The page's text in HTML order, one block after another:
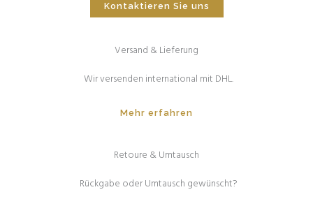
Kontaktieren Sie uns
Versand & Lieferung
Wir versenden international mit DHL.
Mehr erfahren
Retoure & Umtausch
Rückgabe oder Umtausch gewünscht?